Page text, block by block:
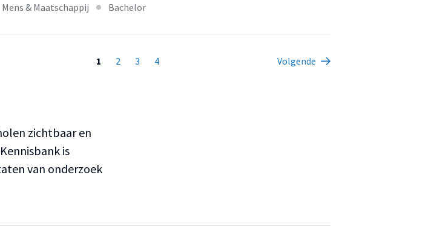
Mens & Maatschappij Bachelor
1 2 3 4 Volgende
zichtbaar en
is
van onderzoek